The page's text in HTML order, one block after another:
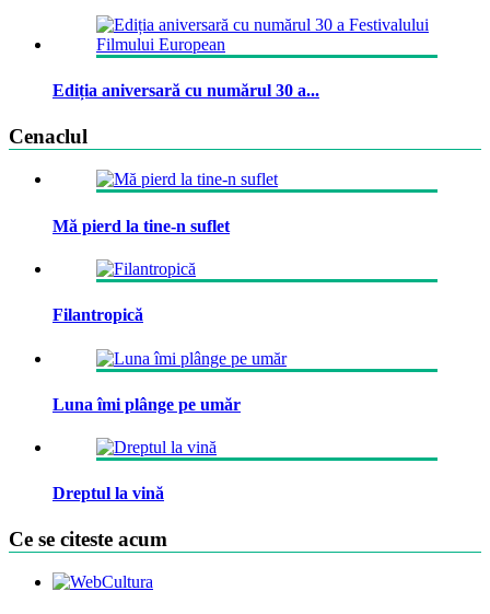
Ediția aniversară cu numărul 30 a...
Cenaclul
Mă pierd la tine-n suflet
Filantropică
Luna îmi plânge pe umăr
Dreptul la vină
Ce se citeste acum